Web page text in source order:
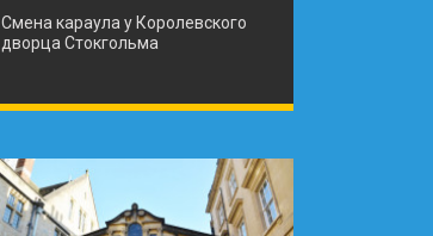
Смена караула у Королевского
дворца Стокгольма